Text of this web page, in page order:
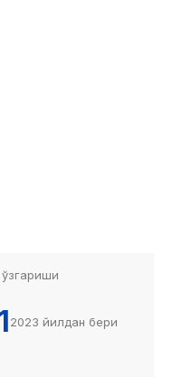
2023 йилдан бери